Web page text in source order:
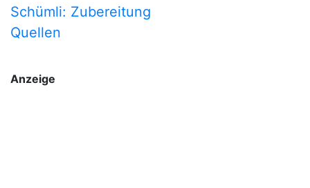
Schümli: Zubereitung
Quellen
Anzeige